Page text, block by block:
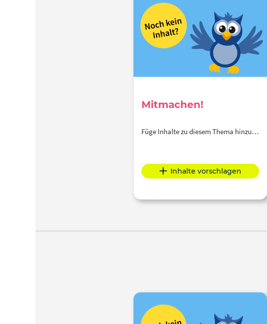
Mitmachen!
Füge Inhalte zu diesem Thema hinzu…
Inhalte vorschlagen